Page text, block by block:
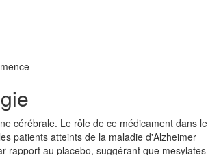
cérébrale. Le rôle de ce médicament dans le
patients atteints de la maladie d'Alzheimer
rapport au placebo, suggérant que mesylates